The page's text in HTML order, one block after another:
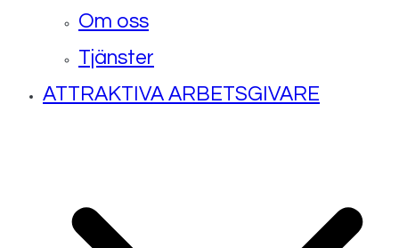
Om oss
Tjänster
ATTRAKTIVA ARBETSGIVARE